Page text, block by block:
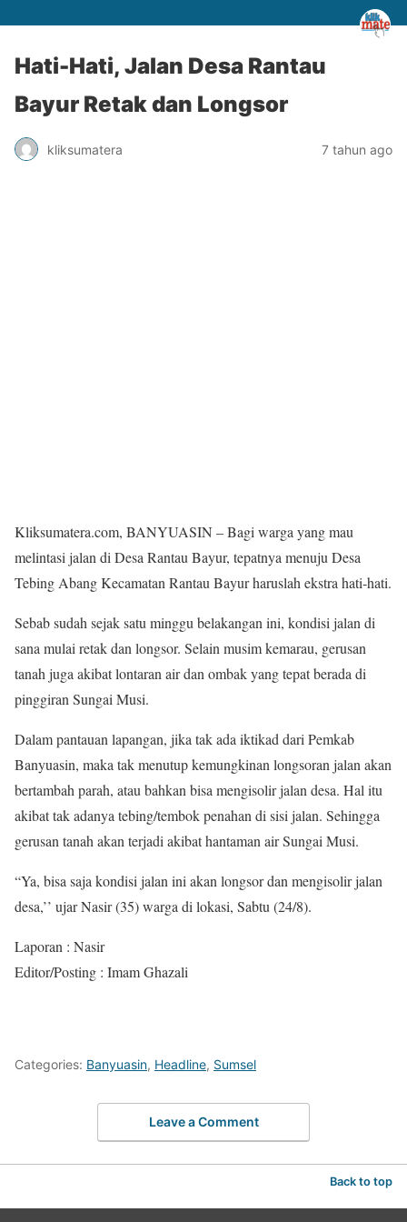
Hati-Hati, Jalan Desa Rantau
Bayur Retak dan Longsor
kliksumatera 7 tahun ago
Kliksumatera.com, BANYUASIN – Bagi warga yang mau
melintasi jalan di Desa Rantau Bayur, tepatnya menuju Desa
Tebing Abang Kecamatan Rantau Bayur haruslah ekstra hati-hati.
Sebab sudah sejak satu minggu belakangan ini, kondisi jalan di
sana mulai retak dan longsor. Selain musim kemarau, gerusan
tanah juga akibat lontaran air dan ombak yang tepat berada di
pinggiran Sungai Musi.
Dalam pantauan lapangan, jika tak ada iktikad dari Pemkab
Banyuasin, maka tak menutup kemungkinan longsoran jalan akan
bertambah parah, atau bahkan bisa mengisolir jalan desa. Hal itu
akibat tak adanya tebing/tembok penahan di sisi jalan. Sehingga
gerusan tanah akan terjadi akibat hantaman air Sungai Musi.
“Ya, bisa saja kondisi jalan ini akan longsor dan mengisolir jalan
desa,’’ ujar Nasir (35) warga di lokasi, Sabtu (24/8).
Laporan : Nasir
Editor/Posting : Imam Ghazali
Categories: Banyuasin, Headline, Sumsel
Leave a Comment
Back to top